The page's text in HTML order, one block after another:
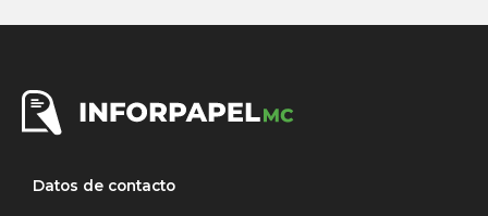
Datos de contacto